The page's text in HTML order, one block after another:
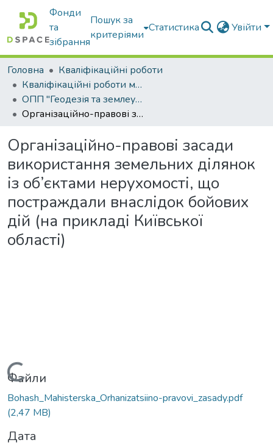
Фонди
та
зібрання
Пошук за
критеріями
Статистика Увійти
Головна
Кваліфікаційні роботи
Кваліфікаційні роботи магістрів
ОПП "Геодезія та землеустрій"
Організаційно-правові засади використання земельних ділянок із об’єктами нерухомості, що постраждали внаслідок бойових дій (на прикладі Київської області)
Організаційно-правові засади
використання земельних ділянок
із об’єктами нерухомості, що
постраждали внаслідок бойових
дій (на прикладі Київської
області)
Вантажиться...
Файли
Bohash_Mahisterska_Orhanizatsiino-pravovi_zasady.pdf
(2,47 MB)
Дата